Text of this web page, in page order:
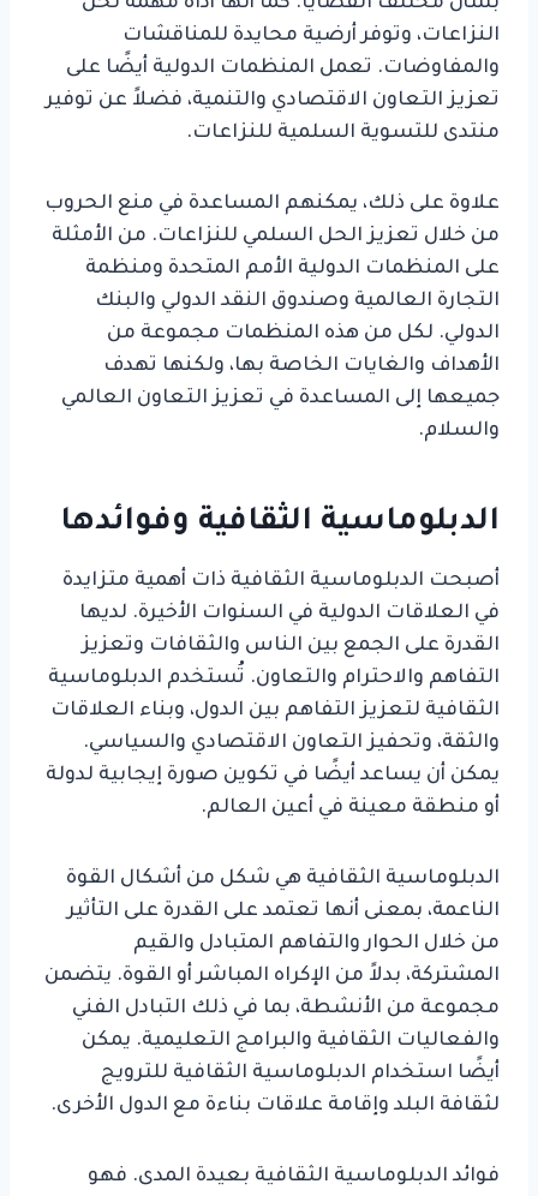
النزاعات، وتوفر أرضية محايدة للمناقشات
والمفاوضات. تعمل المنظمات الدولية أيضًا على
تعزيز التعاون الاقتصادي والتنمية، فضلاً عن توفير
منتدى للتسوية السلمية للنزاعات.
علاوة على ذلك، يمكنهم المساعدة في منع الحروب
من خلال تعزيز الحل السلمي للنزاعات. من الأمثلة
على المنظمات الدولية الأمم المتحدة ومنظمة
التجارة العالمية وصندوق النقد الدولي والبنك
الدولي. لكل من هذه المنظمات مجموعة من
الأهداف والغايات الخاصة بها، ولكنها تهدف
جميعها إلى المساعدة في تعزيز التعاون العالمي
والسلام.
الدبلوماسية الثقافية وفوائدها
أصبحت الدبلوماسية الثقافية ذات أهمية متزايدة
في العلاقات الدولية في السنوات الأخيرة. لديها
القدرة على الجمع بين الناس والثقافات وتعزيز
التفاهم والاحترام والتعاون. تُستخدم الدبلوماسية
الثقافية لتعزيز التفاهم بين الدول، وبناء العلاقات
والثقة، وتحفيز التعاون الاقتصادي والسياسي.
يمكن أن يساعد أيضًا في تكوين صورة إيجابية لدولة
أو منطقة معينة في أعين العالم.
الدبلوماسية الثقافية هي شكل من أشكال القوة
الناعمة، بمعنى أنها تعتمد على القدرة على التأثير
من خلال الحوار والتفاهم المتبادل والقيم
المشتركة، بدلاً من الإكراه المباشر أو القوة. يتضمن
مجموعة من الأنشطة، بما في ذلك التبادل الفني
والفعاليات الثقافية والبرامج التعليمية. يمكن
أيضًا استخدام الدبلوماسية الثقافية للترويج
لثقافة البلد وإقامة علاقات بناءة مع الدول الأخرى.
فوائد الدبلوماسية الثقافية بعيدة المدى. فهو